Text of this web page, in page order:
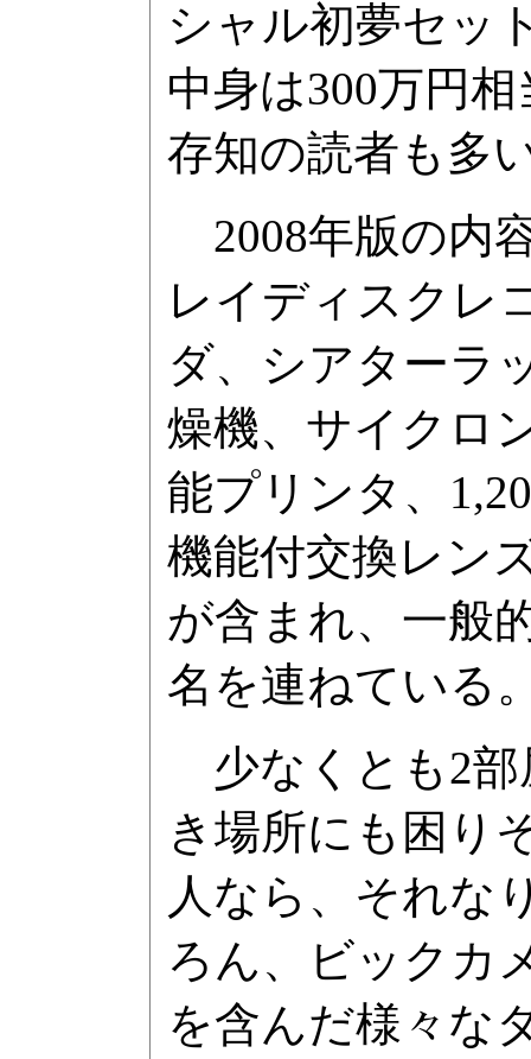
シャル初夢セッ
中身は300万円
存知の読者も多
2008年版の内
レイディスクレ
ダ、シアターラ
燥機、サイクロ
能プリンタ、
機能付交換レン
が含まれ、一般
名を連ねている
少なくとも2部
き場所にも困り
人なら、それな
ろん、ビックカ
を含んだ様々な